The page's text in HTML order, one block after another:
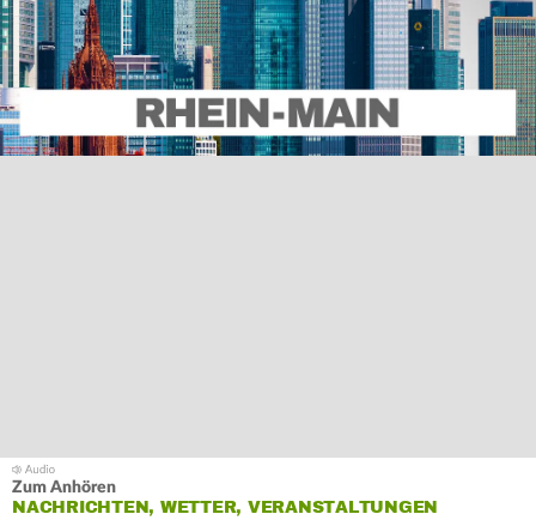
Zum Anhören
NACHRICHTEN, WETTER, VERANSTALTUNGEN